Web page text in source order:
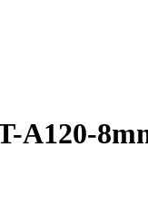
A120-